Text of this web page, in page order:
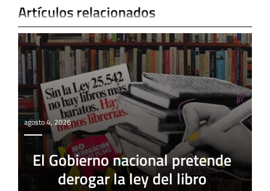
Artículos relacionados
agosto 4, 2026
El Gobierno nacional pretende
derogar la ley del libro